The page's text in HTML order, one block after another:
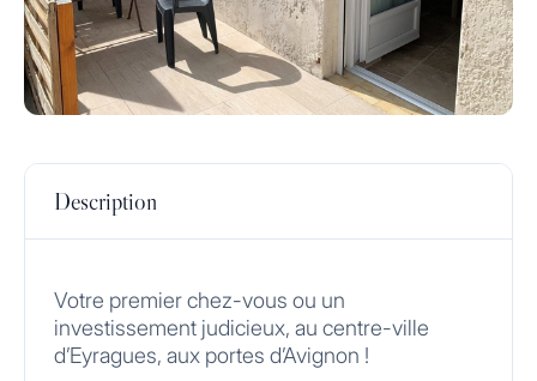
Description
Votre premier chez-vous ou un
investissement judicieux, au centre-ville
d’Eyragues, aux portes d’Avignon !